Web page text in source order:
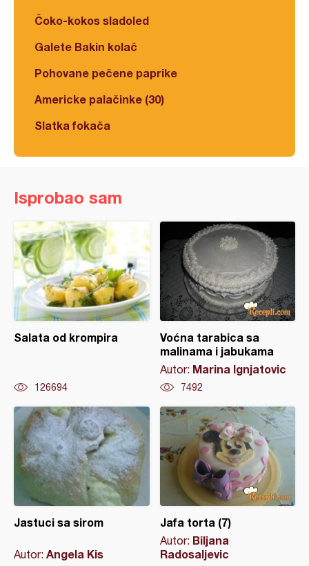
Čoko-kokos sladoled
Galete Bakin kolač
Pohovane pečene paprike
Americke palačinke (30)
Slatka fokača
Isprobao sam
Salata od krompira
126694
Voćna tarabica sa
malinama i jabukama
Autor: Marina Ignjatovic
7492
Jastuci sa sirom
Autor: Angela Kis
Jafa torta (7)
Autor: Biljana
Radosaljevic